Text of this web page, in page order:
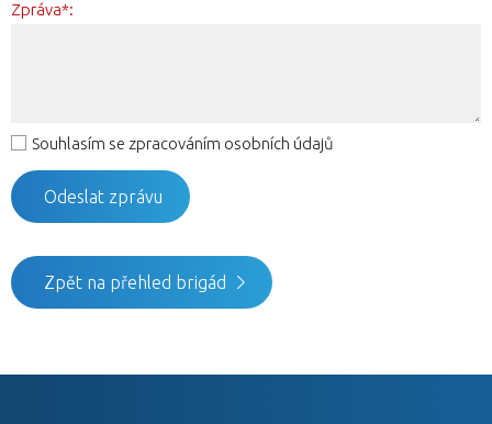
Zpráva*:
Souhlasím se zpracováním osobních údajů
Zpět na přehled brigád